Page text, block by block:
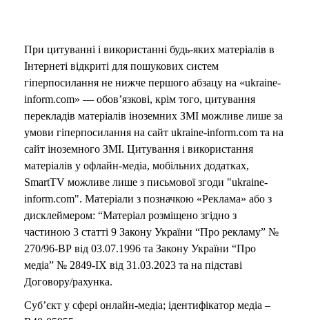
При цитуванні і використанні будь-яких матеріалів в
Інтернеті відкриті для пошукових систем
гіперпосилання не нижче першого абзацу на «ukraine-
inform.com» — обов’язкові, крім того, цитування
перекладів матеріалів іноземних ЗМІ можливе лише за
умови гіперпосилання на сайт ukraine-inform.com та на
сайт іноземного ЗМІ. Цитування і використання
матеріалів у офлайн-медіа, мобільних додатках,
SmartTV можливе лише з письмової згоди "ukraine-
inform.com". Матеріали з позначкою «Реклама» або з
дисклеймером: “Матеріал розміщено згідно з
частиною 3 статті 9 Закону України “Про рекламу” №
270/96-ВР від 03.07.1996 та Закону України “Про
медіа” № 2849-IX від 31.03.2023 та на підставі
Договору/рахунка.
Суб’єкт у сфері онлайн-медіа; ідентифікатор медіа –